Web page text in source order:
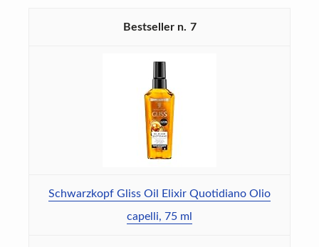
7
Schwarzkopf Gliss Oil Elixir Quotidiano Olio
capelli, 75 ml